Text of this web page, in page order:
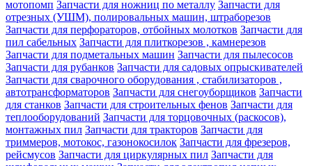
мотопомп Запчасти для ножниц по металлу Запчасти для
отрезных (УШМ), полировальных машин, штраборезов
Запчасти для перфораторов, отбойных молотков Запчасти для
пил сабельных Запчасти для плиткорезов , камнерезов
Запчасти для подметальных машин Запчасти для пылесосов
Запчасти для рубанков Запчасти для садовых опрыскивателей
Запчасти для сварочного оборудования , стабилизаторов ,
автотрансформаторов Запчасти для снегоуборщиков Запчасти
для станков Запчасти для строительных фенов Запчасти для
теплооборудований Запчасти для торцовочных (раскосов),
монтажных пил Запчасти для тракторов Запчасти для
триммеров, мотокос, газонокосилок Запчасти для фрезеров,
рейсмусов Запчасти для циркулярных пил Запчасти для